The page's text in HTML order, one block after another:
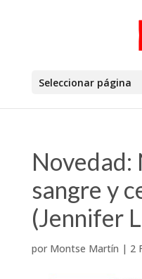
Seleccionar página
Novedad:
sangre y
(Jennifer
por Montse Martín | 2